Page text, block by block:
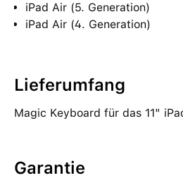
iPad Air (5. Generation)
iPad Air (4. Generation)
Lieferumfang
Magic Keyboard für das 11"
Garantie